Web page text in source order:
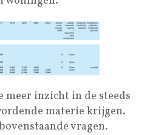
meer inzicht in de steeds
materie krijgen.
vragen.